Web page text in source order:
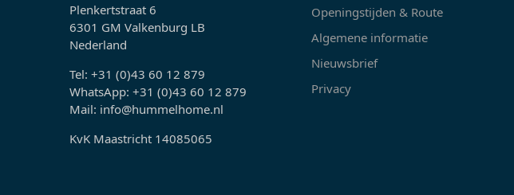
Plenkertstraat 6
6301 GM Valkenburg LB
Nederland
Tel: +31 (0)43 60 12 879
WhatsApp: +31 (0)43 60 12 879
Mail: info@hummelhome.nl
KvK Maastricht 14085065
Openingstijden & Route
Algemene informatie
Nieuwsbrief
Privacy